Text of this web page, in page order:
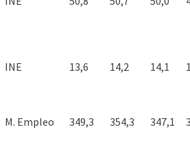
INE 13,6 14,2 14,1
M. Empleo 349,3 354,3 347,1